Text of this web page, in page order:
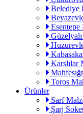
Belediye
Karslılar
Toros
Ürünler
Sarf
Şarj